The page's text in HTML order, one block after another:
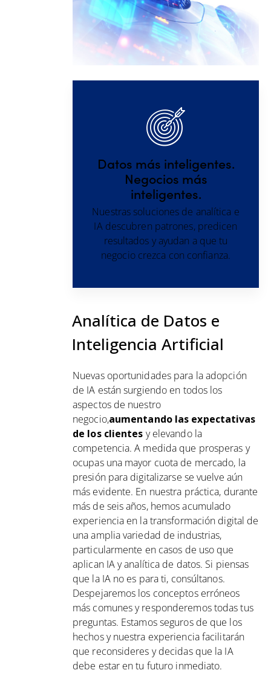
Datos más inteligentes.
Negocios más
inteligentes.
Nuestras soluciones de analítica e
IA descubren patrones, predicen
resultados y ayudan a que tu
negocio crezca con confianza.
Analítica de Datos e
Inteligencia Artificial
Nuevas oportunidades para la adopción
de IA están surgiendo en todos los
aspectos de nuestro
negocio,aumentando las expectativas
de los clientes y elevando la
competencia. A medida que prosperas y
ocupas una mayor cuota de mercado, la
presión para digitalizarse se vuelve aún
más evidente. En nuestra práctica, durante
más de seis años, hemos acumulado
experiencia en la transformación digital de
una amplia variedad de industrias,
particularmente en casos de uso que
aplican IA y analítica de datos. Si piensas
que la IA no es para ti, consúltanos.
Despejaremos los conceptos erróneos
más comunes y responderemos todas tus
preguntas. Estamos seguros de que los
hechos y nuestra experiencia facilitarán
que reconsideres y decidas que la IA
debe estar en tu futuro inmediato.